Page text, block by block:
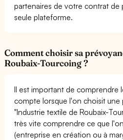
partenaires de votre contrat de
seule plateforme.
Comment choisir sa
Roubaix-Tourcoing ?
Il est important de comprendre
compte lorsque l'on choisit une
"Industrie textile de Roubaix-
très vite comprendre ce que
(entreprise en création ou à